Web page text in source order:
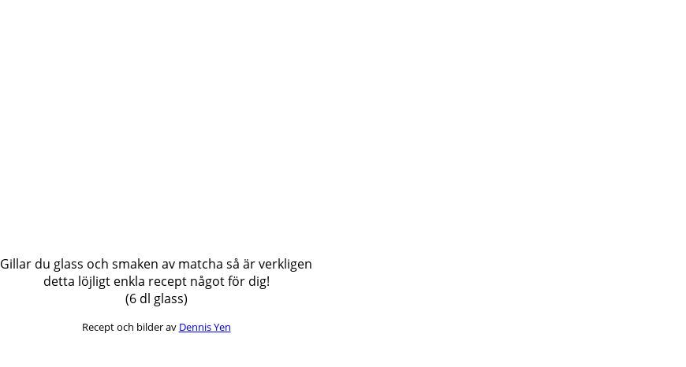
Gillar du glass och smaken av matcha så är verkligen
detta löjligt enkla recept något för dig!
(6 dl glass)
Recept och bilder av Dennis Yen